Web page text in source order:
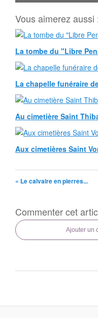
Vous aimerez aussi
La tombe du "Libre
La chapelle funéraire
Au cimetière Saint
Aux cimetières Saint
« Le calvaire en pierres...
Commenter cet
Ajouter un